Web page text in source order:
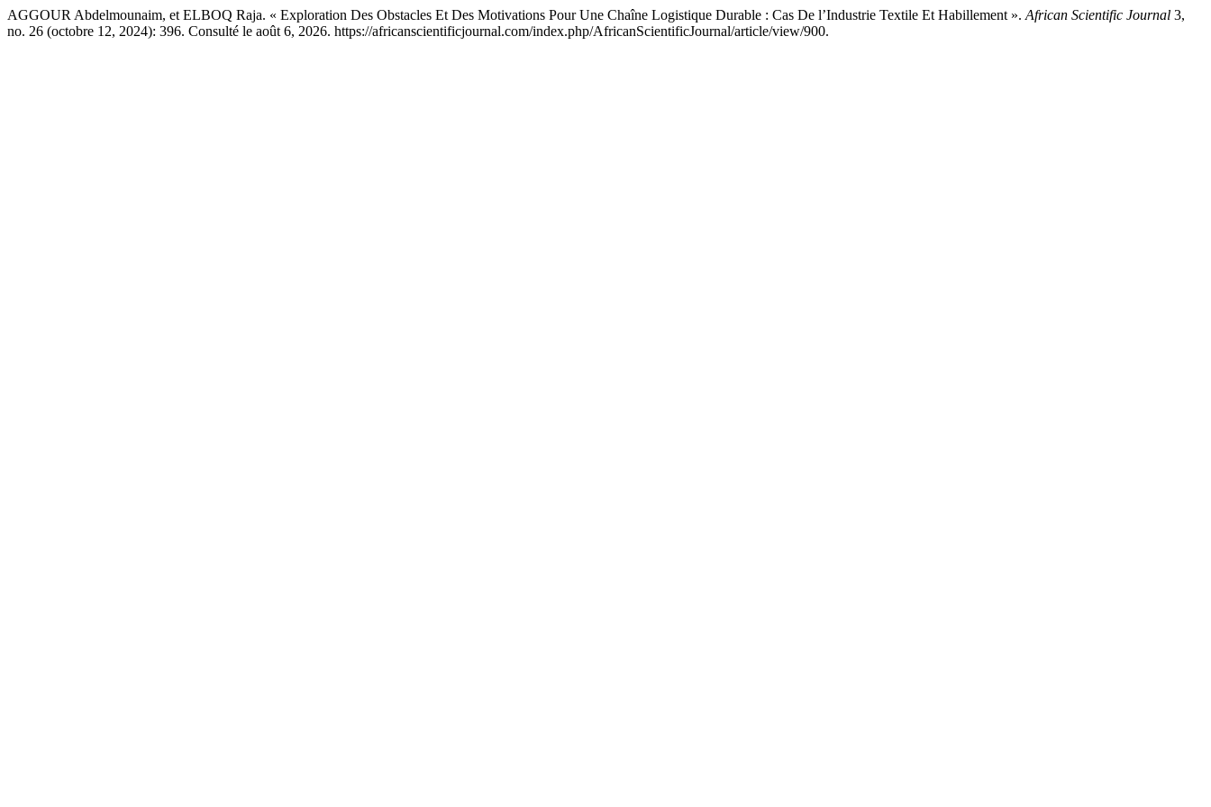
AGGOUR Abdelmounaim, et ELBOQ Raja. « Exploration Des Obstacles Et Des Motivations Pour Une Chaîne Logistique Durable : Cas De l’Industrie Textile Et Habillement ». African Scientific Journal 3,
no. 26 (octobre 12, 2024): 396. Consulté le août 6, 2026. https://africanscientificjournal.com/index.php/AfricanScientificJournal/article/view/900.